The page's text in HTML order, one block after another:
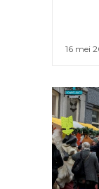
16 mei